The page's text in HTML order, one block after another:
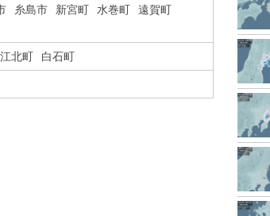
糸島市 新宮町 水巻町
遠賀町
江北町 白石町